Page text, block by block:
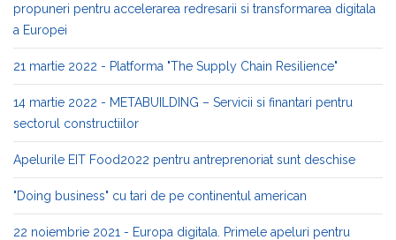
propuneri pentru accelerarea redresarii si transformarea digitala
a Europei
21 martie 2022 - Platforma "The Supply Chain Resilience"
14 martie 2022 - METABUILDING – Servicii si finantari pentru
sectorul constructiilor
Apelurile EIT Food2022 pentru antreprenoriat sunt deschise
"Doing business" cu tari de pe continentul american
22 noiembrie 2021 - Europa digitala. Primele apeluri pentru